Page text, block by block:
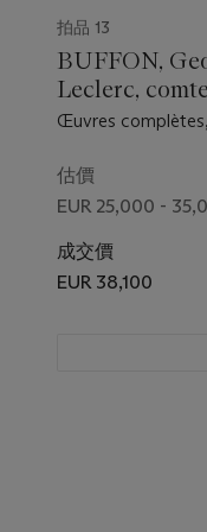
拍品 13
BUFFON,
Leclerc,
Œuvres
édition . Paris:
估價
EUR 25,000 -
成交價
EUR 38,100